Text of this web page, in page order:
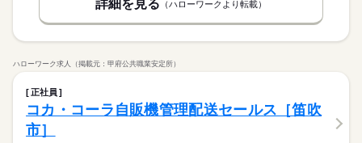
詳細を見る （ハローワークより転載）
ハローワーク求人（掲載元：甲府公共職業安定所）
正社員
コカ・コーラ自販機管理配送セールス［笛吹
市］